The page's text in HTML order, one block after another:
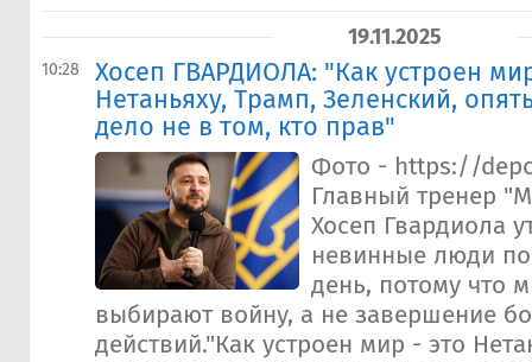
19.11.2025
10:28
Хосеп ГВАРДИОЛА: "Как устроен
Нетаньяху, Трамп, Зеленский,
дело не в том, кто прав"
Фото - https://
Главный тренер
Хосеп Гвардиола
невинные люди
день, потому что
выбирают войну, а не завершение
действий."Как устроен мир - это